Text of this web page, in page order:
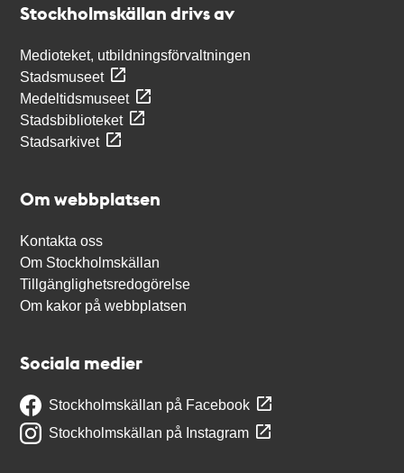
Stockholmskällan drivs av
Medioteket, utbildningsförvaltningen
Stadsmuseet
Medeltidsmuseet
Stadsbiblioteket
Stadsarkivet
Om webbplatsen
Kontakta oss
Om Stockholmskällan
Tillgänglighetsredogörelse
Om kakor på webbplatsen
Sociala medier
Stockholmskällan på Facebook
Stockholmskällan på Instagram